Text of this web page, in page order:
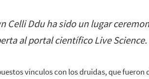
Celli Ddu ha sido un lugar
al portal científico Live Science.
vínculos con los druidas, que